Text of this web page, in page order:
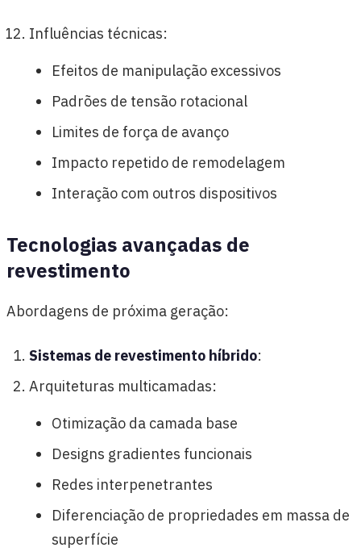
Influências técnicas:
Efeitos de manipulação excessivos
Padrões de tensão rotacional
Limites de força de avanço
Impacto repetido de remodelagem
Interação com outros dispositivos
Tecnologias avançadas de
revestimento
Abordagens de próxima geração:
Sistemas de revestimento híbrido:
Arquiteturas multicamadas:
Otimização da camada base
Designs gradientes funcionais
Redes interpenetrantes
Diferenciação de propriedades em massa de
superfície